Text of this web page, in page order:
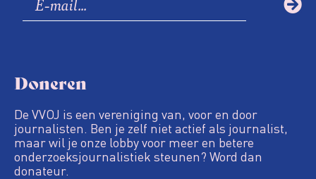
Doneren
De VVOJ is een vereniging van, voor en door
journalisten. Ben je zelf niet actief als journalist,
maar wil je onze lobby voor meer en betere
onderzoeksjournalistiek steunen? Word dan
donateur.